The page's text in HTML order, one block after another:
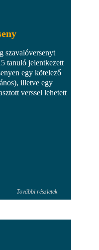
szavalóversenyt
tanuló jelentkezett
egy kötelező
illetve egy
verssel lehetett
További részletek